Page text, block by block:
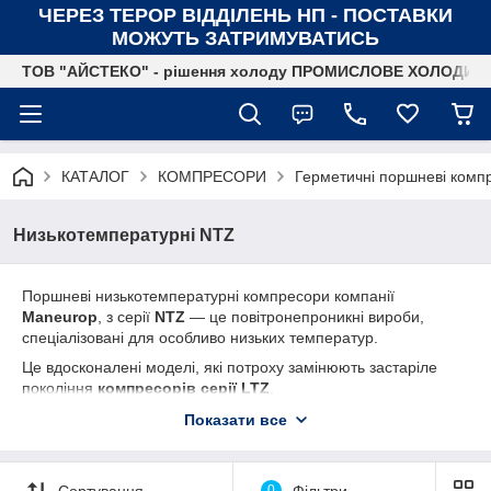
ЧЕРЕЗ ТЕРОР ВІДДІЛЕНЬ НП - ПОСТАВКИ
МОЖУТЬ ЗАТРИМУВАТИСЬ
ТОВ "АЙСТЕКО" - рішення холоду ПРОМИСЛОВЕ
КАТАЛОГ КОМПРЕСОРИ Герметичні поршневі
Низькотемпературні NTZ
Поршневі низькотемпературні компресори компанії
Maneurop , з серії NTZ — це повітронепроникні вироби,
спеціалізовані для особливо низьких температур.
Це вдосконалені моделі, які потроху замінюють застаріле
покоління компресорів серії LTZ
Характеристики моделейсерії LTZ:
Показати все